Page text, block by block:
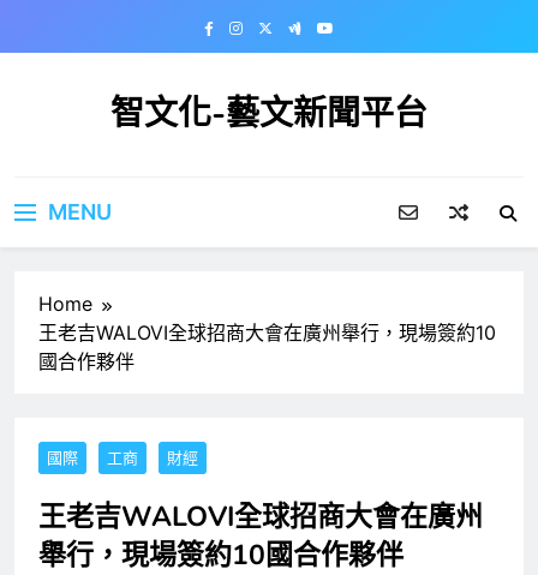
智文化-藝文新聞平台
MENU
Home
王老吉WALOVI全球招商大會在廣州舉行，現場簽約10
國合作夥伴
國際 工商 財經
王老吉WALOVI全球招商大會在廣州
舉行，現場簽約10國合作夥伴